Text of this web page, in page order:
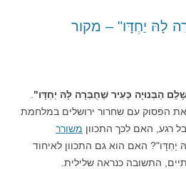
לָהּ יַחְדָּו" – מקור
הַבְּנוּיָה כְּעִיר שֶׁחֻבְּרָה לָּהּ יַחְדָּו"
הפסוק עם שחרור ירושלים במלחמת
רגע, האם לכך התכוון משורר
יַחְדָּו"? האם הוא גם התכוון לאיחוד
התשובה כנראה שלילית.